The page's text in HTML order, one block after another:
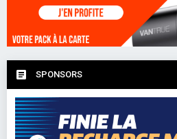
SPONSORS